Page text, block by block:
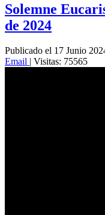
Solemne
de 2024
Publicado el 17 Junio
Email | Visitas: 75565